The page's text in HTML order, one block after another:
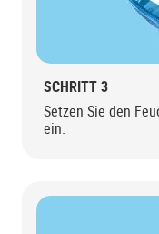
SCHRITT 3
Setzen Sie den
ein.